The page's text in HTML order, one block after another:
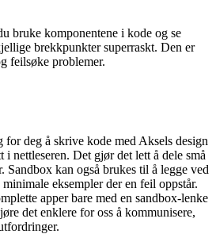
bruke komponentene i kode og se
brekkpunkter superraskt. Den er
feilsøke problemer.
deg å skrive kode med Aksels design
i nettleseren. Det gjør det lett å dele små
Sandbox kan også brukes til å legge ved
eksempler der en feil oppstår.
apper bare med en sandbox-lenke
det enklere for oss å kommunisere,